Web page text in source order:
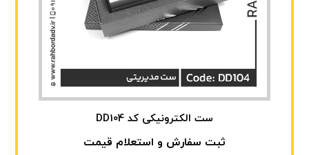
ست الکترونیکی کد DD104
ثبت سفارش و استعلام قیمت